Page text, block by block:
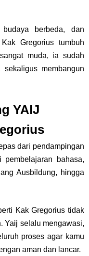
berbeda, dan
Gregorius tumbuh
muda, ia sudah
membangun
YAIJ
dari pendampingan
bahasa,
Ausbildung, hingga
Kak Gregorius tidak
Yaij selalu mengawasi,
proses agar kamu
aman dan lancar.